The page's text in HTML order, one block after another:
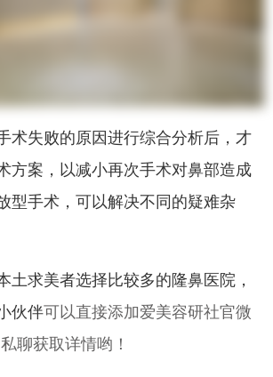
术失败的原因进行综合分析后，才
方案，以减小再次手术对鼻部造成
型手术，可以解决不同的疑难杂
土求美者选择比较多的隆鼻医院，
伙伴可以直接添加爱美容研社官微
私聊获取详情哟！